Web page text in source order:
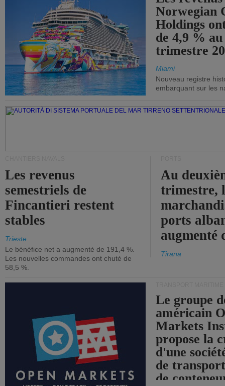
Norwegian
Holdings
de 4,9 %
trimestre
Miami
Nouveau registre
embarquant sur les
Les revenus
semestriels de
Fincantieri restent
stables
Trieste
Le bénéfice net a augmenté de 191,4 %.
Les nouvelles commandes ont chuté de
58,5 %.
Au
trimestre,
ports
augmenté
Tirana
Le groupe
américain
Markets
propose la
d'une
de
de